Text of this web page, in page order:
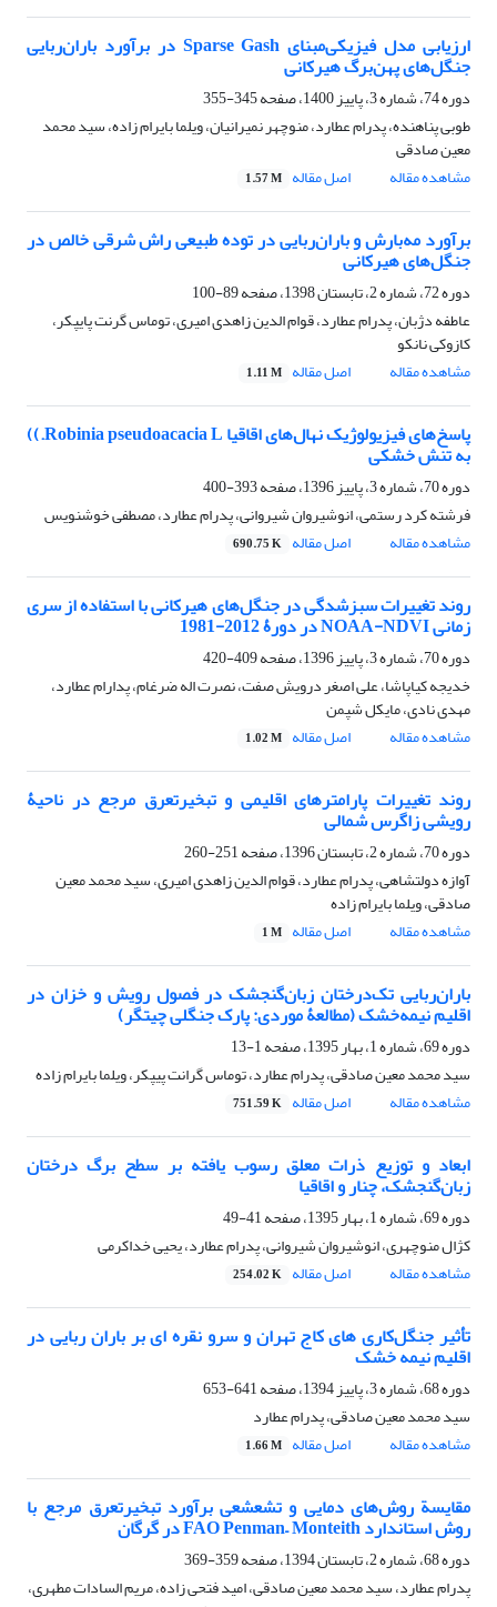
ارزیابی مدل فیزیکی‌مبنای Sparse Gash در برآورد باران‌ربایی
جنگل‌های پهن‌برگ هیرکانی
دوره 74، شماره 3، پاییز 1400، صفحه
345-355
طوبی پناهنده، پدرام عطارد، منوچهر نمیرانیان، ویلما بایرام زاده، سید محمد
معین صادقی
مشاهده مقاله
اصل مقاله 1.57 M
برآورد مه‌بارش و باران‌ربایی در توده طبیعی راش شرقی خالص در
جنگل‌های‌ هیرکانی
دوره 72، شماره 2، تابستان 1398، صفحه
89-100
عاطفه دژبان، پدرام عطارد، قوام الدین زاهدی امیری، توماس گرنت پایپکر،
کازوکی نانکو
مشاهده مقاله
اصل مقاله 1.11 M
پاسخ‌های فیزیولوژیک نهال‌های اقاقیا Robinia pseudoacacia L.))
به تنش خشکی
دوره 70، شماره 3، پاییز 1396، صفحه
393-400
فرشته کرد رستمی، انوشیروان شیروانی، پدرام عطارد، مصطفی خوشنویس
مشاهده مقاله
اصل مقاله 690.75 K
روند تغییرات سبزشدگی در جنگل‌های هیرکانی با استفاده از سری
زمانی NOAA-NDVI در دورۀ 2012-1981
دوره 70، شماره 3، پاییز 1396، صفحه
409-420
خدیجه کیاپاشا، علی اصغر درویش صفت، نصرت اله ضرغام، پدارام عطارد،
مهدی نادی، مایکل شپمن
مشاهده مقاله
اصل مقاله 1.02 M
روند تغییرات پارامترهای اقلیمی و تبخیرتعرق مرجع در ناحیۀ
رویشی زاگرس شمالی
دوره 70، شماره 2، تابستان 1396، صفحه
251-260
آوازه دولتشاهی، پدرام عطارد، قوام الدین زاهدی امیری، سید محمد معین
صادقی، ویلما بایرام زاده
مشاهده مقاله
اصل مقاله 1 M
باران‌ربایی تک‌درختان زبان‌گنجشک در فصول رویش و خزان در
اقلیم نیمه‌خشک (مطالعۀ موردی: پارک جنگلی چیتگر)
دوره 69، شماره 1، بهار 1395، صفحه
1-13
سید محمد معین صادقی، پدرام عطارد، توماس گرانت پیپکر، ویلما بایرام زاده
مشاهده مقاله
اصل مقاله 751.59 K
ابعاد و توزیع ذرات معلق رسوب یافته بر سطح برگ درختان
زبان‌گنجشک، چنار و اقاقیا
دوره 69، شماره 1، بهار 1395، صفحه
41-49
کژال منوچهری، انوشیروان شیروانی، پدرام عطارد، یحیی خداکرمی
مشاهده مقاله
اصل مقاله 254.02 K
تأثیر جنگل‌کاری‏ های کاج تهران و سرو نقره ‏ای بر باران ‏ربایی در
اقلیم نیمه‏ خشک
دوره 68، شماره 3، پاییز 1394، صفحه
641-653
سید محمد معین صادقی، پدرام عطارد
مشاهده مقاله
اصل مقاله 1.66 M
مقایسة روش‌های دمایی و تشعشعی برآورد تبخیرتعرق مرجع با
روش استاندارد FAO Penman– Monteith در گرگان
دوره 68، شماره 2، تابستان 1394، صفحه
359-369
پدرام عطارد، سید محمد معین صادقی، امید فتحی زاده، مریم السادات مطهری،